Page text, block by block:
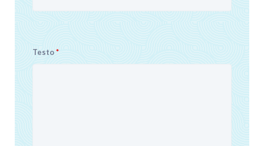
Testo*